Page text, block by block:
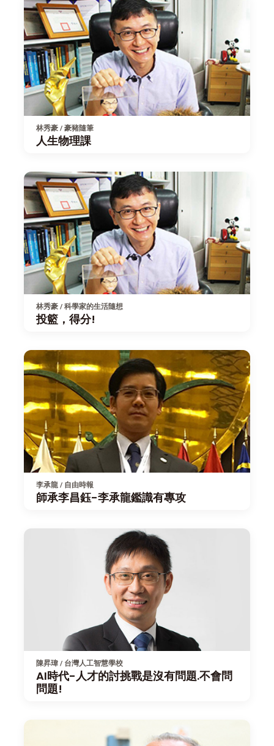
林秀豪 / 豪豬隨筆
人生物理課
林秀豪 / 科學家的生活隨想
投籃，得分!
李承龍 / 自由時報
師承李昌鈺-李承龍鑑識有專攻
陳昇瑋 / 台灣人工智慧學校
AI時代-人才的討挑戰是沒有問題.不會問
問題!